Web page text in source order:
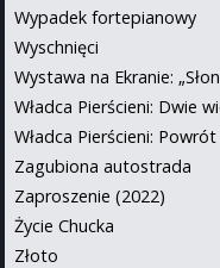
Wypadek fortepianowy
Wyschnięci
Wystawa na Ekranie:
Władca Pierścieni: Dwie
Władca Pierścieni:
Zagubiona autostrada
Zaproszenie (2022)
Życie Chucka
Złoto